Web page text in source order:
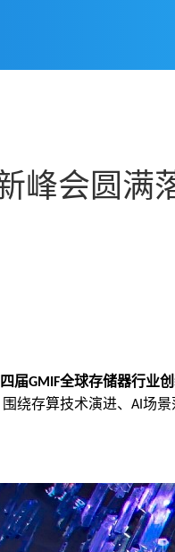
峰会圆满
届GMIF全球存储器行业
绕存算技术演进、AI场景